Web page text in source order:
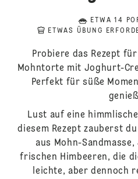
ETWA 14
ETWAS ÜBUNG
Probiere das Rezept
Mohntorte mit Joghurt-
Perfekt für süße
Lust auf eine
diesem Rezept zauberst
aus Mohn-
frischen Himbeeren, die
leichte, aber dennoch